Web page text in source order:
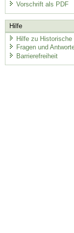
Vorschrift als PDF
Hilfe
Hilfe zu Historische
Fragen und
Barrierefreiheit